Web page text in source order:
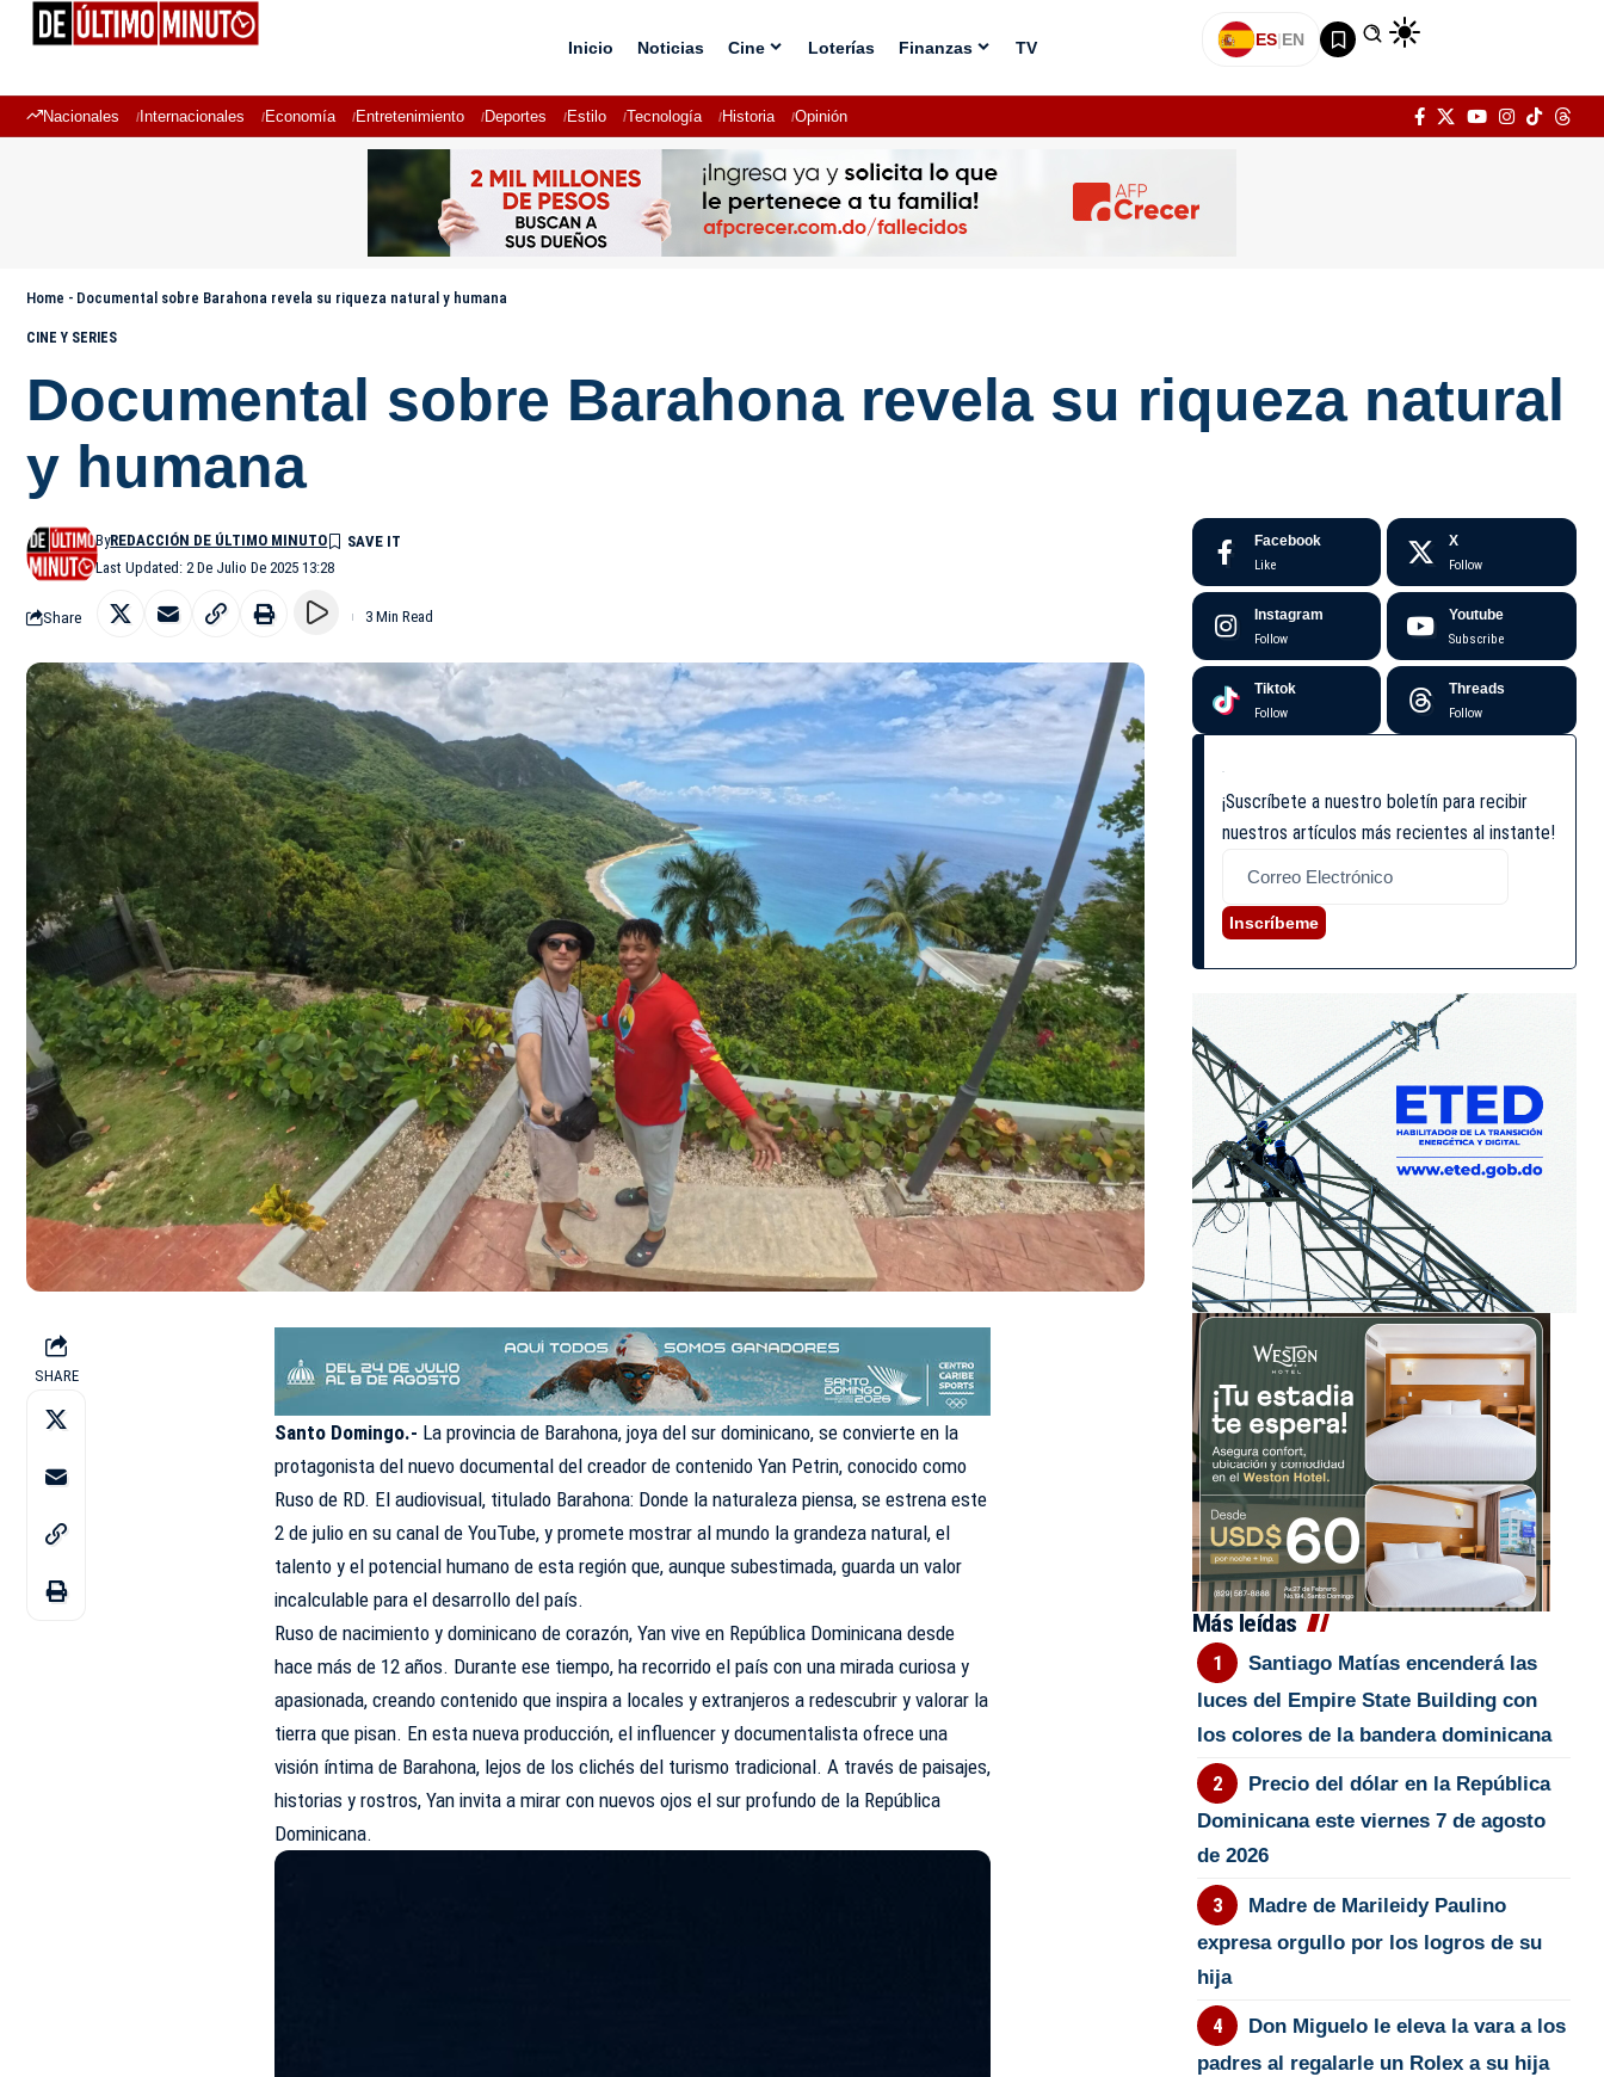
Inicio Noticias Cine Loterías Finanzas TV ES|EN
Nacionales Internacionales Economía Entretenimiento Deportes Estilo Tecnología Historia Opinión
Home - Documental sobre Barahona revela su riqueza natural y humana
CINE Y SERIES
Documental sobre Barahona revela su riqueza natural
y humana
Last Updated: 2 De Julio De 2025 13:28
ByREDACCIÓN DE ÚLTIMO MINUTO
Share 3 Min Read
SHARE
Santo Domingo.- La provincia de Barahona, joya del sur dominicano, se convierte en la
protagonista del nuevo documental del creador de contenido Yan Petrin, conocido como
Ruso de RD. El audiovisual, titulado Barahona: Donde la naturaleza piensa, se estrena este
2 de julio en su canal de YouTube, y promete mostrar al mundo la grandeza natural, el
talento y el potencial humano de esta región que, aunque subestimada, guarda un valor
incalculable para el desarrollo del país.
Ruso de nacimiento y dominicano de corazón, Yan vive en República Dominicana desde
hace más de 12 años. Durante ese tiempo, ha recorrido el país con una mirada curiosa y
apasionada, creando contenido que inspira a locales y extranjeros a redescubrir y valorar la
tierra que pisan. En esta nueva producción, el influencer y documentalista ofrece una
visión íntima de Barahona, lejos de los clichés del turismo tradicional. A través de paisajes,
historias y rostros, Yan invita a mirar con nuevos ojos el sur profundo de la República
Dominicana.
Facebook
Like
X
Follow
Instagram
Follow
Youtube
Subscribe
Tiktok
Follow
Threads
Follow
¡Suscríbete a nuestro boletín para recibir
nuestros artículos más recientes al instante!
Inscríbeme
Más leídas
Santiago Matías encenderá las
luces del Empire State Building con
los colores de la bandera dominicana
Precio del dólar en la República
Dominicana este viernes 7 de agosto
de 2026
Madre de Marileidy Paulino
expresa orgullo por los logros de su
hija
Don Miguelo le eleva la vara a los
padres al regalarle un Rolex a su hija